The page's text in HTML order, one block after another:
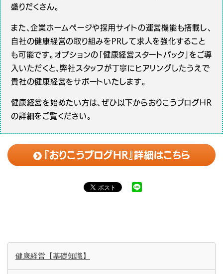
盛りだくさん。
また、企業ホームページや採用サイトの運営機能も搭載し、
自社の健康経営の取り組みをPRして求人を強化すること
も可能です。オプションの「健康経営スタートパック」をご導
入いただくと、弊社スタッフが丁寧にヒアリングしたうえで
貴社の健康経営をサポートいたします。
健康経営を始めたい方は、ぜひ以下からおりこうブログHR
の詳細をご覧ください。
『おりこうブログHR』詳細はこちら
健康経営【基礎知識】